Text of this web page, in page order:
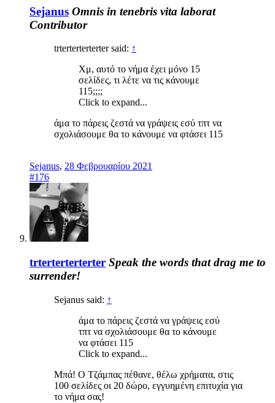
Sejanus Omnis in tenebris vita laborat
Contributor
trterterterterter said: ↑
Χμ, αυτό το νήμα έχει μόνο 15
σελίδες, τι λέτε να τις κάνουμε
115;;;;
Click to expand...
άμα το πάρεις ζεστά να γράψεις εσύ τπτ να
σχολιάσουμε θα το κάνουμε να φτάσει 115
Sejanus, 28 Φεβρουαρίου 2021
#176
trterterterterter Speak the words that drag me to
surrender!
Sejanus said: ↑
άμα το πάρεις ζεστά να γράψεις εσύ
τπτ να σχολιάσουμε θα το κάνουμε
να φτάσει 115
Click to expand...
Μπά! Ο Τζάμπας πέθανε, θέλω χρήματα, στις
100 σελίδες οι 20 δώρο, εγγυημένη επιτυχία για
το νήμα σας!